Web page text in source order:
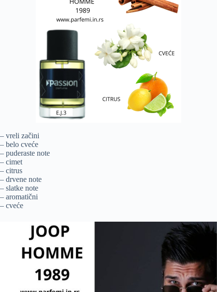
– vreli začini
– belo cveće
– puderaste note
– cimet
– citrus
– drvene note
– slatke note
– aromatični
– cveće